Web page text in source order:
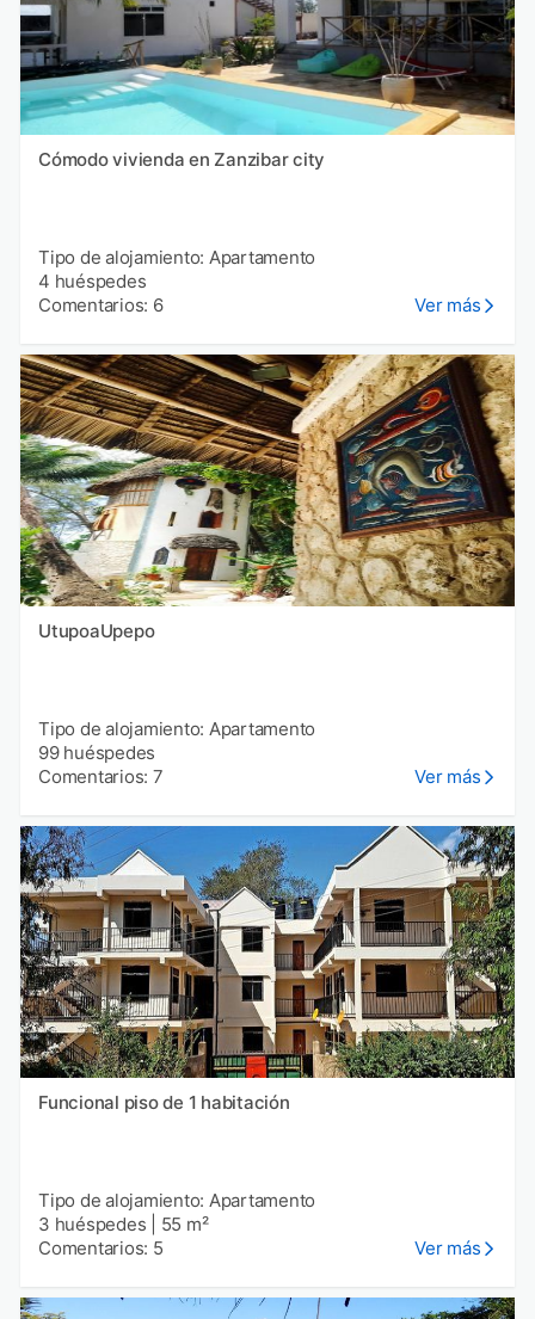
Cómodo vivienda en Zanzibar city
Tipo de alojamiento: Apartamento
4 huéspedes
Comentarios: 6
Ver más
UtupoaUpepo
Tipo de alojamiento: Apartamento
99 huéspedes
Comentarios: 7
Ver más
Funcional piso de 1 habitación
Tipo de alojamiento: Apartamento
3 huéspedes
55 m²
Comentarios: 5
Ver más